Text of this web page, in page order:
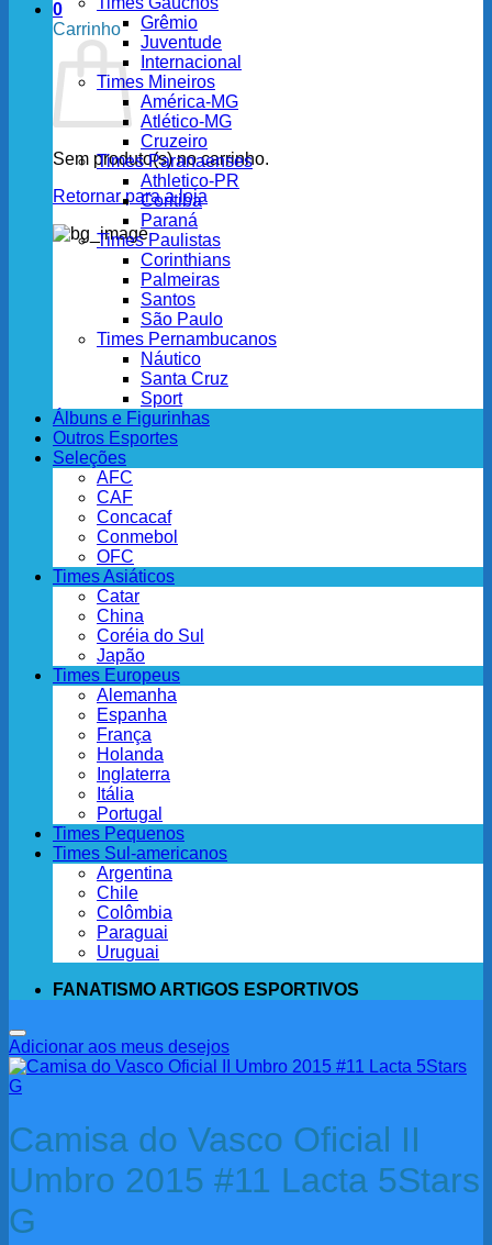
0
Carrinho
Sem produto(s) no carrinho.
Retornar para a loja
Grêmio
Juventude
Internacional
Times Mineiros
América-MG
Atlético-MG
Cruzeiro
Times Paranaenses
Athletico-PR
Coritiba
Paraná
Times Paulistas
Corinthians
Palmeiras
Santos
São Paulo
Times Pernambucanos
Náutico
Santa Cruz
Sport
Álbuns e Figurinhas
Outros Esportes
Seleções
AFC
CAF
Concacaf
Conmebol
OFC
Times Asiáticos
Catar
China
Coréia do Sul
Japão
Times Europeus
Alemanha
Espanha
França
Holanda
Inglaterra
Itália
Portugal
Times Pequenos
Times Sul-americanos
Argentina
Chile
Colômbia
Paraguai
Uruguai
FANATISMO ARTIGOS ESPORTIVOS
Adicionar aos meus desejos
Camisa do Vasco Oficial II
Umbro 2015 #11 Lacta 5Stars
G